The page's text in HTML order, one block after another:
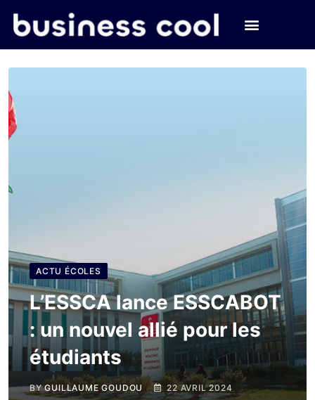
ACTU ÉCOLES
L’ESSCA lance ESSCABOT
: un nouvel allié pour les
étudiants
BYGUILLAUME GOUDOU 22 AVRIL 2024